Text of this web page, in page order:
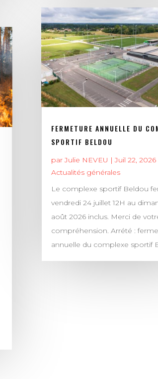
FERMETURE ANNUELLE DU
SPORTIF BELDOU
parJulie NEVEU |Juil 22, 2026
Actualités générales
Le complexe sportif Beldou
vendredi 24 juillet 12H au
août 2026 inclus. Merci de
compréhension. Arrété :
annuelle du complexe sportif